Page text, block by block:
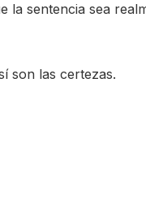
la sentencia sea
son las certezas.